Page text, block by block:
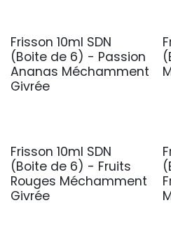
Frisson 10ml SDN
(Boite de 6) - Passion
Ananas Méchamment
Givrée
Frisson 10ml SDN
(Boite de 6) - Fruits
Rouges Méchamment
Givrée